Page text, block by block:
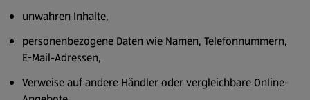
unwahren Inhalte,
personenbezogene Daten wie Namen, Telefonnummern,
E-Mail-Adressen,
Verweise auf andere Händler oder vergleichbare Online-